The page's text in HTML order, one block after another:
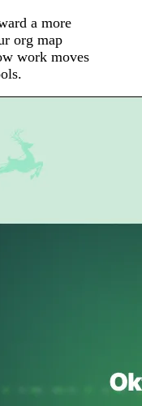
a more
org map
work moves